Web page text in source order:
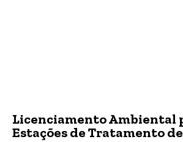
Licenciamento Ambiental
Estações de Tratamento